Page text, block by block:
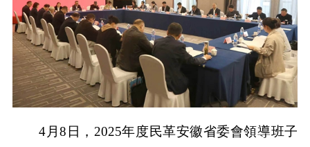
4月8日，2025年度民革安徽省委會領導班子